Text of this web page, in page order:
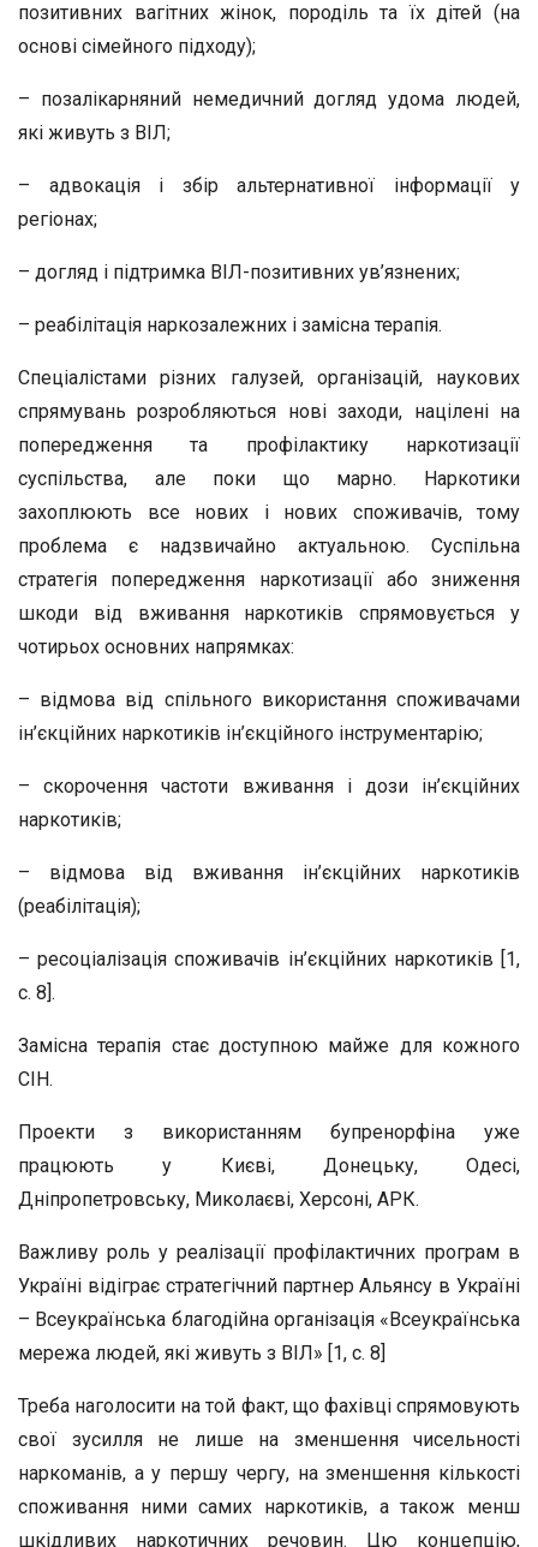
позитивних вагітних жінок, породіль та їх дітей (на
основі сімейного підходу);
– позалікарняний немедичний догляд удома людей,
які живуть з ВІЛ;
– адвокація і збір альтернативної інформації у
регіонах;
– догляд і підтримка ВІЛ-позитивних ув’язнених;
– реабілітація наркозалежних і замісна терапія.
Спеціалістами різних галузей, організацій, наукових
спрямувань розробляються нові заходи, націлені на
попередження та профілактику наркотизації
суспільства, але поки що марно. Наркотики
захоплюють все нових і нових споживачів, тому
проблема є надзвичайно актуальною. Суспільна
стратегія попередження наркотизації або зниження
шкоди від вживання наркотиків спрямовується у
чотирьох основних напрямках:
– відмова від спільного використання споживачами
ін’єкційних наркотиків ін’єкційного інструментарію;
– скорочення частоти вживання і дози ін’єкційних
наркотиків;
– відмова від вживання ін’єкційних наркотиків
(реабілітація);
– ресоціалізація споживачів ін’єкційних наркотиків [1,
с. 8].
Замісна терапія стає доступною майже для кожного
СІН.
Проекти з використанням бупренорфіна уже
працюють у Києві, Донецьку, Одесі,
Дніпропетровську, Миколаєві, Херсоні, АРК.
Важливу роль у реалізації профілактичних програм в
Україні відіграє стратегічний партнер Альянсу в Україні
– Всеукраїнська благодійна організація «Всеукраїнська
мережа людей, які живуть з ВІЛ» [1, с. 8]
Треба наголосити на той факт, що фахівці спрямовують
свої зусилля не лише на зменшення чисельності
наркоманів, а у першу чергу, на зменшення кількості
споживання ними самих наркотиків, а також менш
шкідливих наркотичних речовин. Цю концепцію,